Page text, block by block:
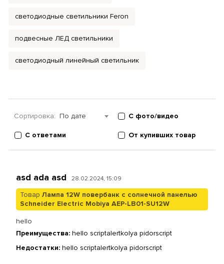
светодиодные светильники Feron
подвесные ЛЕД светильники
светодиодный линейный светильник
Сортировка: По дате С фото/видео
С ответами От купивших товар
asd ada asd 28.02.2024, 15:09
Товар Лампа 12W повербанк с солнечной панелью
Schneider Electric Mobiya AEP-LB01-SU12W
hello
Преимущества: hello scriptalertkolya pidorscript
Недостатки: hello scriptalertkolya pidorscript